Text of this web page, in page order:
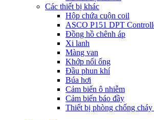
Các thiết bị khác
Hộp chứa cuộn coil
ASCO P151 DPT
Đồng hồ chênh áp
Xi lanh
Màng van
Khớp nối ống
Đầu phun khí
Búa hơi
Cảm biến ô nhiễm
Cảm biến báo đầy
Thiết bị phòng chống cháy